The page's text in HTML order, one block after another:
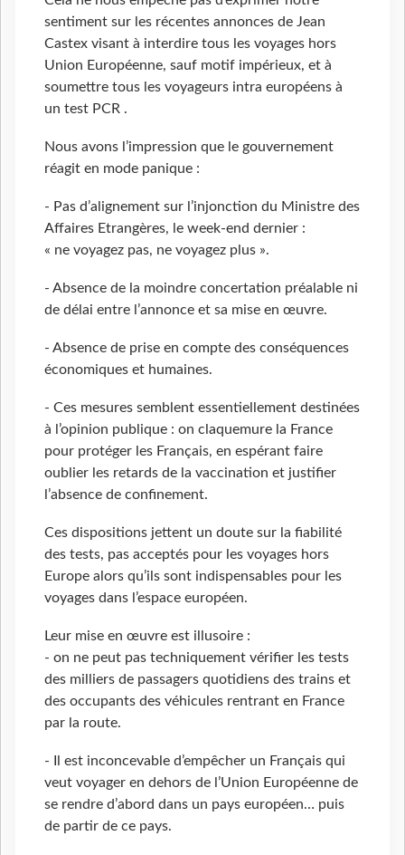
sentiment sur les récentes annonces de Jean
Castex visant à interdire tous les voyages hors
Union Européenne, sauf motif impérieux, et à
soumettre tous les voyageurs intra européens à
un test PCR .
Nous avons l’impression que le gouvernement
réagit en mode panique :
- Pas d’alignement sur l’injonction du Ministre des
Affaires Etrangères, le week-end dernier :
« ne voyagez pas, ne voyagez plus ».
- Absence de la moindre concertation préalable ni
de délai entre l’annonce et sa mise en œuvre.
- Absence de prise en compte des conséquences
économiques et humaines.
- Ces mesures semblent essentiellement destinées
à l’opinion publique : on claquemure la France
pour protéger les Français, en espérant faire
oublier les retards de la vaccination et justifier
l’absence de confinement.
Ces dispositions jettent un doute sur la fiabilité
des tests, pas acceptés pour les voyages hors
Europe alors qu’ils sont indispensables pour les
voyages dans l’espace européen.
Leur mise en œuvre est illusoire :
- on ne peut pas techniquement vérifier les tests
des milliers de passagers quotidiens des trains et
des occupants des véhicules rentrant en France
par la route.
- Il est inconcevable d’empêcher un Français qui
veut voyager en dehors de l’Union Européenne de
se rendre d’abord dans un pays européen… puis
de partir de ce pays.